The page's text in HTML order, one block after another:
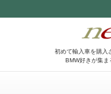
初めて輸入車を購入
BMW好きが集